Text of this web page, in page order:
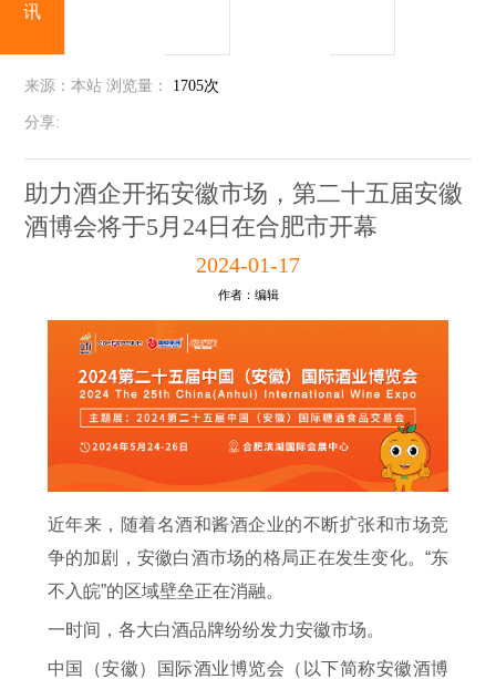
讯
来源：本站 浏览量： 1705次
分享:
助力酒企开拓安徽市场，第二十五届安徽
酒博会将于5月24日在合肥市开幕
2024-01-17
作者：编辑
近年来，随着名酒和酱酒企业的不断扩张和市场竞
争的加剧，安徽白酒市场的格局正在发生变化。“东
不入皖”的区域壁垒正在消融。
一时间，各大白酒品牌纷纷发力安徽市场。
中国（安徽）国际酒业博览会（以下简称安徽酒博